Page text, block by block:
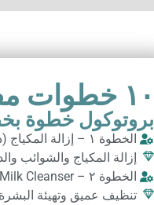
١٠ ﺧﻄﻮات ﻣﻔﺼّﻠﺔ
بروتوكول خطوة
الخطوة ١ – إزالة المكياج (دقيقتان)
إزاﻟﺔ اﻟﻤﻜﻴﺎج واﻟﺸﻮاﺋﺐ
الخطوة ٢ – Milk Cleanser (٣ دقائق)
ﺗﻨﻈﻴﻒ ﻋﻤﻴﻖ وﺗﻬﻴﺌﺔ اﻟﺒﺸﺮة